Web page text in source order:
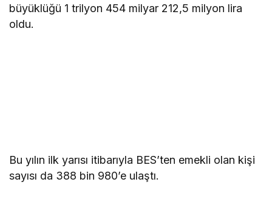
büyüklüğü 1 trilyon 454 milyar 212,5 milyon lira
oldu.
Bu yılın ilk yarısı itibarıyla BES’ten emekli olan kişi
sayısı da 388 bin 980’e ulaştı.